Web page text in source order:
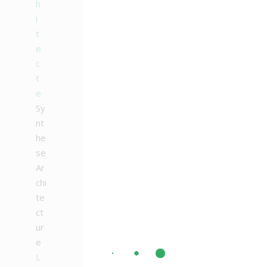
h
i
t
e
c
t
e
Sy
nt
he
se
Ar
chi
te
ct
ur
e
L